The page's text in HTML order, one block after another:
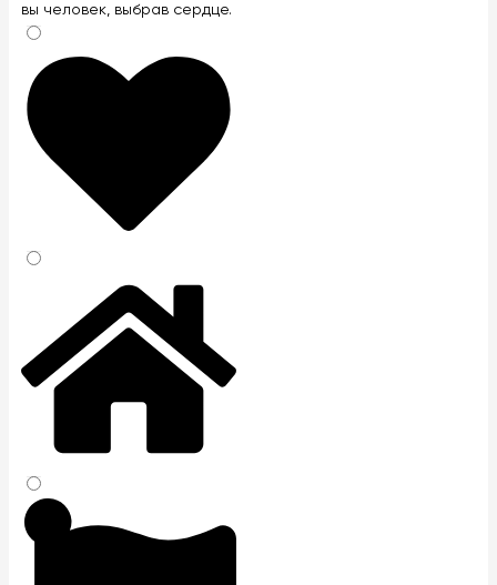
это
поле
пустым.
вы человек, выбравсердце.